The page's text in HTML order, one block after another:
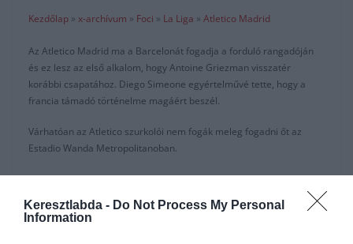
Keresztlabda - Do Not Process My Personal
Information
Kezdőlap » x-archívum » Foci » La Liga » Atletico Madrid
Az Atletico Madrid ma a Barcelonát fogadja a forduló rangadóján
és ez lesz az első alkalom, hogy Antoine Griezman visszatér
korábbi csapatához. Diego Simeone egyértelművé tette, hogy a
francia támadó történelme magáért beszél.
Várhatóan az Atletico szurkolói nem fogák meleg fogadni őt az
Estadio Wanda Metropolitanoban.
“Griezmann történelme és számai magáért beszélnek, nem kell
sajtótájékoztatóján.